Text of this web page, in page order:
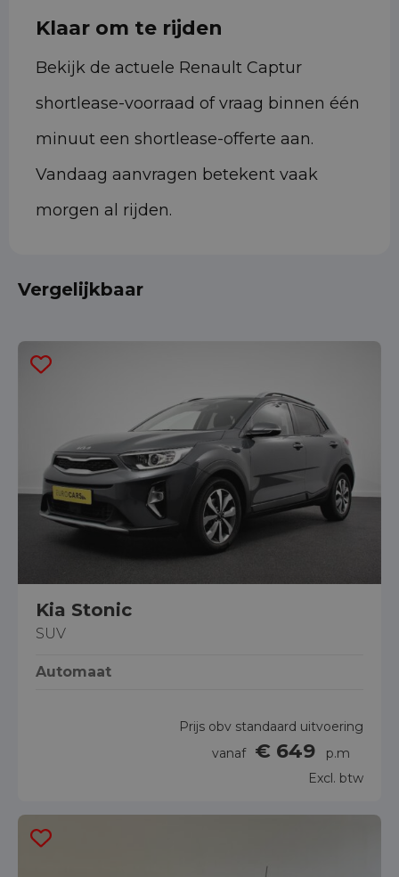
Klaar om te rijden
Bekijk de actuele Renault Captur
shortlease-voorraad of vraag binnen één
minuut een shortlease-offerte aan.
Vandaag aanvragen betekent vaak
morgen al rijden.
Vergelijkbaar
Kia Stonic
SUV
Automaat
Prijs obv standaard uitvoering
vanaf € 649
p.m
Excl. btw